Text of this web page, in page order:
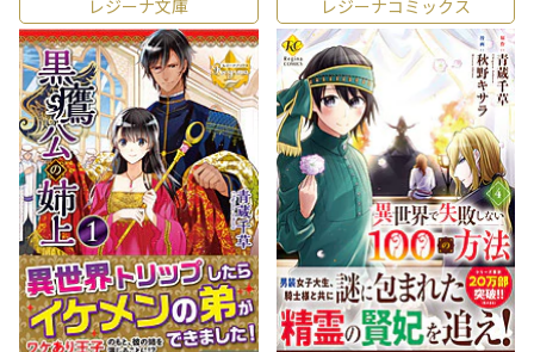
レジーナ文庫 レジーナコミックス